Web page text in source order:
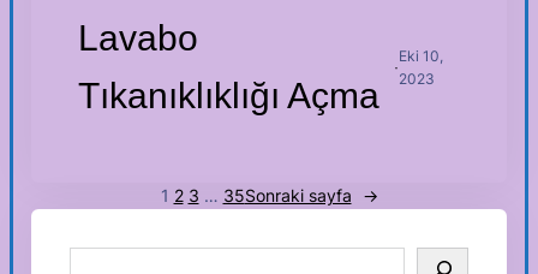
Lavabo
Tıkanıklıklığı Açma
·
Eki 10,
2023
1 2 3 … 35Sonraki sayfa →